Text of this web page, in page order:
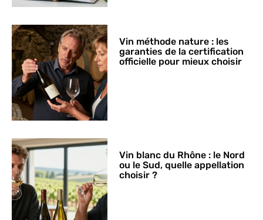
Vin méthode nature : les
garanties de la certification
officielle pour mieux choisir
Vin blanc du Rhône : le Nord
ou le Sud, quelle appellation
choisir ?